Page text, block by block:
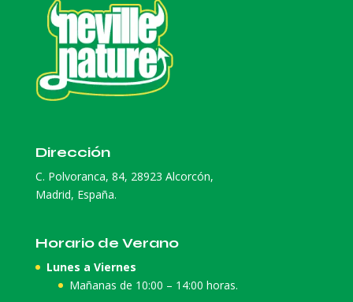
Dirección
C. Polvoranca, 84, 28923 Alcorcón,
Madrid, España.
Horario de Verano
Lunes a Viernes
Mañanas de 10:00 – 14:00 horas.